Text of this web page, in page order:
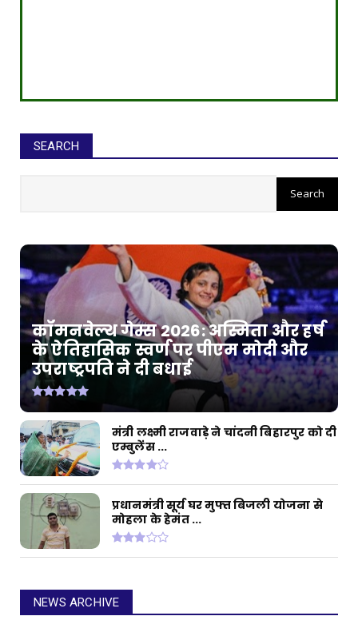
SEARCH
कॉमनवेल्थ गेम्स 2026: अस्मिता और हर्ष
के ऐतिहासिक स्वर्ण पर पीएम मोदी और
उपराष्ट्रपति ने दी बधाई
मंत्री लक्ष्मी राजवाड़े ने चांदनी बिहारपुर को दी
एम्बुलेंस ...
प्रधानमंत्री सूर्य घर मुफ्त बिजली योजना से
मोहला के हेमंत ...
NEWS ARCHIVE